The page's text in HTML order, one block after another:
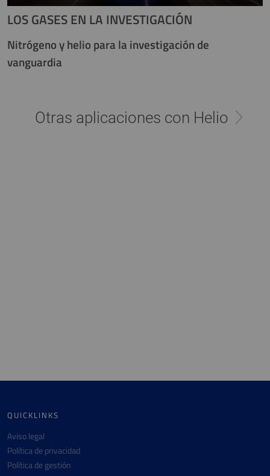
LOS GASES EN LA INVESTIGACIÓN
Nitrógeno y helio para la investigación de
vanguardia
Otras aplicaciones con Helio
QUICKLINKS
Aviso legal
Política de privacidad
Política de gestión